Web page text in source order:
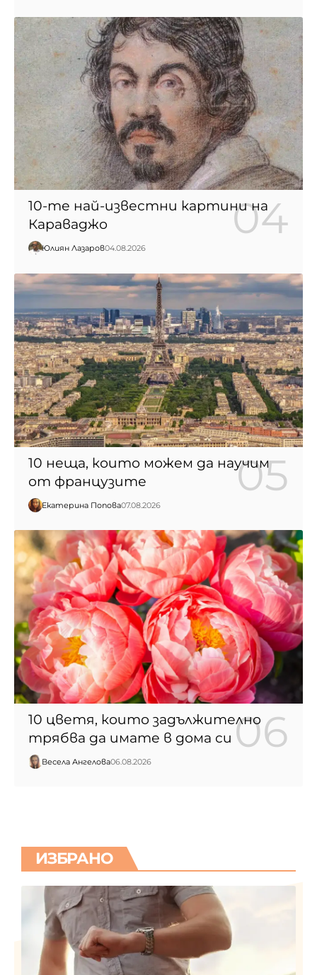
10-те най-известни картини на
Караваджо
Юлиян Лазаров04.08.2026
10 неща, които можем да научим
от французите
Екатерина Попова07.08.2026
10 цветя, които задължително
трябва да имате в дома си
Весела Ангелова06.08.2026
ИЗБРАНО